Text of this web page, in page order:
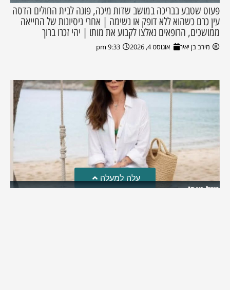
פעוט שטבע בבריכה במושב שדות מיכה, פונה לבית החולים הדסה
עין כרם כשהוא ללא דופק או נשימה | אחרי ניסיונות של החייאה
ממושכים, הרופאים נאלצו לקבוע את מותו | יהי זכרו ברוך
מירב בן יאיר אוגוסט 4, 2026 9:33 pm
מזל טוב!
עלה למעלה